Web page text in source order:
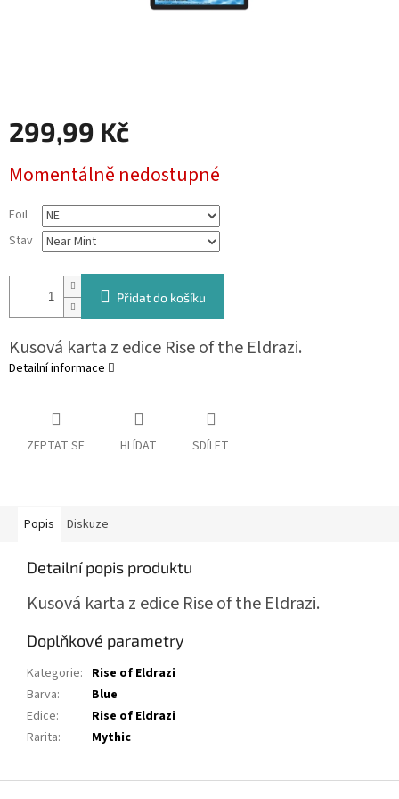
299,99 Kč
cena:
Momentálně nedostupné
Foil
Stav
Přidat do košíku
Kusová karta z edice Rise of the Eldrazi.
Detailní informace
ZEPTAT SE HLÍDAT SDÍLET
Popis Diskuze
Detailní popis produktu
Kusová karta z edice Rise of the Eldrazi.
Doplňkové parametry
Kategorie: Rise of Eldrazi
Barva:
Blue
Edice:
Rise of Eldrazi
Rarita: Mythic